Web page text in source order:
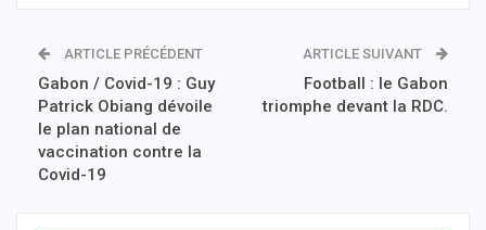
ARTICLE PRÉCÉDENT
Gabon / Covid-19 : Guy
Patrick Obiang dévoile
le plan national de
vaccination contre la
Covid-19
ARTICLE SUIVANT
Football : le Gabon
triomphe devant la RDC.